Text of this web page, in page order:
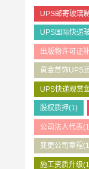
UPS邮寄玻璃
UPS国际快递
出版物许可证
黄金首饰UPS
UPS快递观赏
股权质押(1)
公司法人代表
变更公司章程
施工资质升级